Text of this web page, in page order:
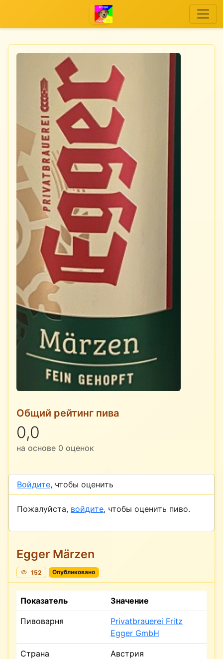
Общий рейтинг пива
0,0
на основе 0 оценок
Войдите, чтобы оценить
Пожалуйста, войдите, чтобы оценить пиво.
Egger Märzen
152 Опубликовано
Показатель Значение
Пивоварня
Privatbrauerei Fritz
Egger GmbH
Страна Австрия